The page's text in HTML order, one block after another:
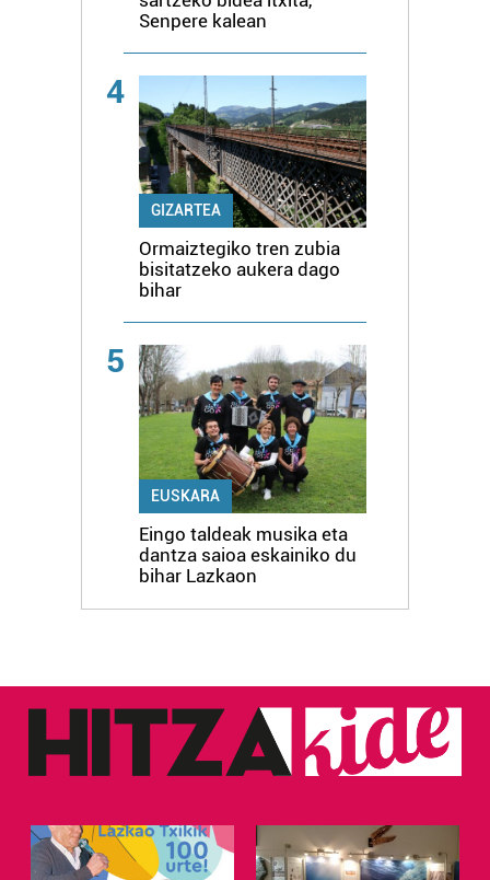
Senpere kalean
4
GIZARTEA
Ormaiztegiko tren zubia
bisitatzeko aukera dago
bihar
5
EUSKARA
Eingo taldeak musika eta
dantza saioa eskainiko du
bihar Lazkaon